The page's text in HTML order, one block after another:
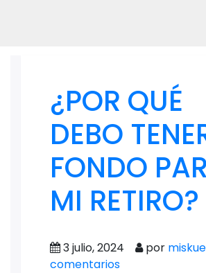
¿POR QUÉ
DEBO
FONDO
MI RETIRO?
3 julio, 2024 por
comentarios